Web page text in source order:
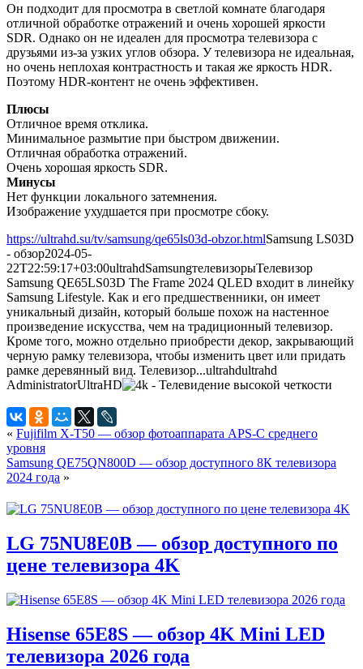
Он подходит для просмотра в светлой комнате благодаря
отличной обработке отражений и очень хорошей яркости
SDR. Однако он не идеален для просмотра телевизора с
друзьями из-за узких углов обзора. У телевизора не идеальная,
но очень неплохая контрастность и такая же яркость HDR.
Поэтому HDR-контент не очень эффективен.
Плюсы
Отличное время отклика.
Минимальное размытие при быстром движении.
Отличная обработка отражений.
Очень хорошая яркость SDR.
Минусы
Нет функции локального затемнения.
Изображение ухудшается при просмотре сбоку.
https://ultrahd.su/tv/samsung/qe65ls03d-obzor.htmlSamsung LS03D
- обзор2024-05-
22T22:59:17+03:00ultrahdSamsungтелевизорыТелевизор
Samsung QE65LS03D The Frame 2024 QLED входит в линейку
Samsung Lifestyle. Как и его предшественники, он имеет
уникальный дизайн, который больше похож на настенное
произведение искусства, чем на традиционный телевизор.
Кроме того, можно отдельно приобрести декор, закрывающий
черную рамку телевизора, чтобы изменить цвет или придать
рамке деревянный вид. Телевизор...ultrahdultrahd
AdministratorUltraHD
« Fujifilm X-T50 — обзор фотоаппарата APS-C среднего
уровня
Samsung QE75QN800D — обзор доступного 8К телевизора
2024 года »
LG 75NU8E0B — обзор доступного по
цене телевизора 4K
Hisense 65E8S — обзор 4K Mini LED
телевизора 2026 года